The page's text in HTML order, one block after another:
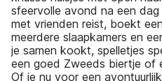
sfeervolle avond na een
met vrienden reist, boekt
meerdere slaapkamers en
je samen kookt, spelletjes
een goed Zweeds biertje of
Of je nu voor een